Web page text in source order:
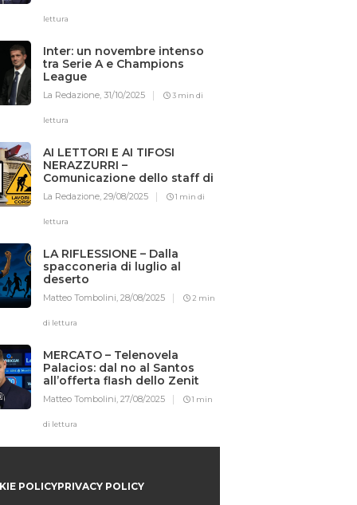
lettura
Inter: un novembre intenso
tra Serie A e Champions
League
La Redazione, 31/10/2025 3 min di
lettura
AI LETTORI E AI TIFOSI
NERAZZURRI –
Comunicazione dello staff di
Iotifointer.it
La Redazione, 29/08/2025 1 min di
lettura
LA RIFLESSIONE – Dalla
spacconeria di luglio al
deserto
Matteo Tombolini, 28/08/2025 2 min
di lettura
MERCATO – Telenovela
Palacios: dal no al Santos
all’offerta flash dello Zenit
Matteo Tombolini, 27/08/2025 1 min
di lettura
POLICYPRIVACY POLICY